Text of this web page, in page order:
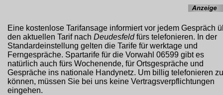
Eine kostenlose Tarifansage informiert vor jedem Gespräch
den aktuellen Tarif nach Deudesfeldfürs telefonieren. In der
Standardeinstellung gelten die Tarife für werktage und
Ferngespräche. Spartarife für die Vorwahl 06599 gibt es
natürlich auch fürs Wochenende, für Ortsgespräche und
Gespräche ins nationale Handynetz. Um billig telefonieren zu
können, müssen Sie bei uns keine Vertragsverpflichtungen
eingehen.